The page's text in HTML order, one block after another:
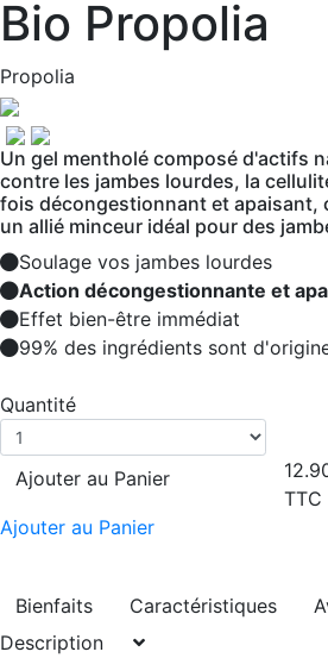
Bio Propolia
Propolia
Un gel mentholé composé d'actifs
contre les jambes lourdes, la
fois décongestionnant et apaisant,
un allié minceur idéal pour des
Soulage vos jambes lourdes
Action décongestionnante et
Effet bien-être immédiat
99% des ingrédients sont
Quantité
Ajouter au Panier
Ajouter au Panier
TTC
Bienfaits Caractéristiques
Description